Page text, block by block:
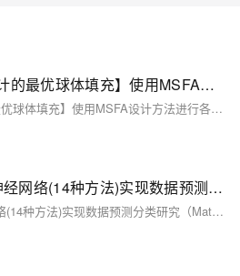
【多光谱滤波器阵列设计的最优球体填充】使用MSFA设计方法进行各种重建算法时，图像质量可以提高至多2 dB，并在光谱相似性方面实现了显著提升（Matlab代码实现）
【多光谱滤波器阵列设计的最优球体填充】使用MSFA设计方法进行各种重建算法时，图像质量可以提高至多2 dB，并在光谱相似性方面实现了显著提升（Matlab代码实现）
14种智能算法优化BP神经网络(14种方法)实现数据预测分类研究（Matlab代码实现）
14种智能算法优化BP神经网络(14种方法)实现数据预测分类研究（Matlab代码实现）